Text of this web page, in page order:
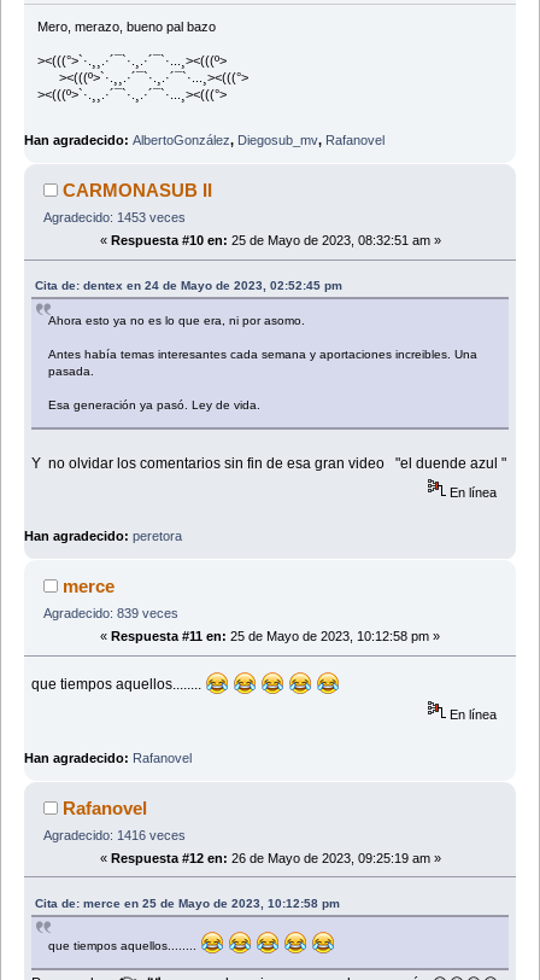
Mero, merazo, bueno pal bazo
><(((°>`·.¸¸.·´¯`·.¸.·´¯`·...¸><(((º>
><(((º>`·.¸¸.·´¯`·.¸.·´¯`·...¸><(((°>
><(((º>`·.¸¸.·´¯`·.¸.·´¯`·...¸><(((°>
Han agradecido: AlbertoGonzález, Diegosub_mv, Rafanovel
CARMONASUB II
Agradecido: 1453 veces
« Respuesta #10 en: 25 de Mayo de 2023, 08:32:51 am »
Cita de: dentex en 24 de Mayo de 2023, 02:52:45 pm
Ahora esto ya no es lo que era, ni por asomo.
Antes había temas interesantes cada semana y aportaciones increibles. Una
pasada.
Esa generación ya pasó. Ley de vida.
Y no olvidar los comentarios sin fin de esa gran video "el duende azul "
En línea
Han agradecido: peretora
merce
Agradecido: 839 veces
« Respuesta #11 en: 25 de Mayo de 2023, 10:12:58 pm »
que tiempos aquellos........
En línea
Han agradecido: Rafanovel
Rafanovel
Agradecido: 1416 veces
« Respuesta #12 en: 26 de Mayo de 2023, 09:25:19 am »
Cita de: merce en 25 de Mayo de 2023, 10:12:58 pm
que tiempos aquellos........